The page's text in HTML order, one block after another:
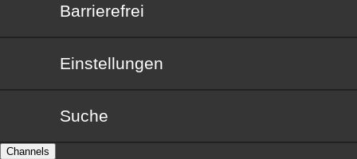
Barrierefrei
Barrierefrei
Einstellungen
Suche
Channels